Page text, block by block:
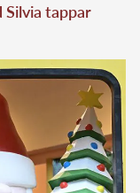
Silvia tappar